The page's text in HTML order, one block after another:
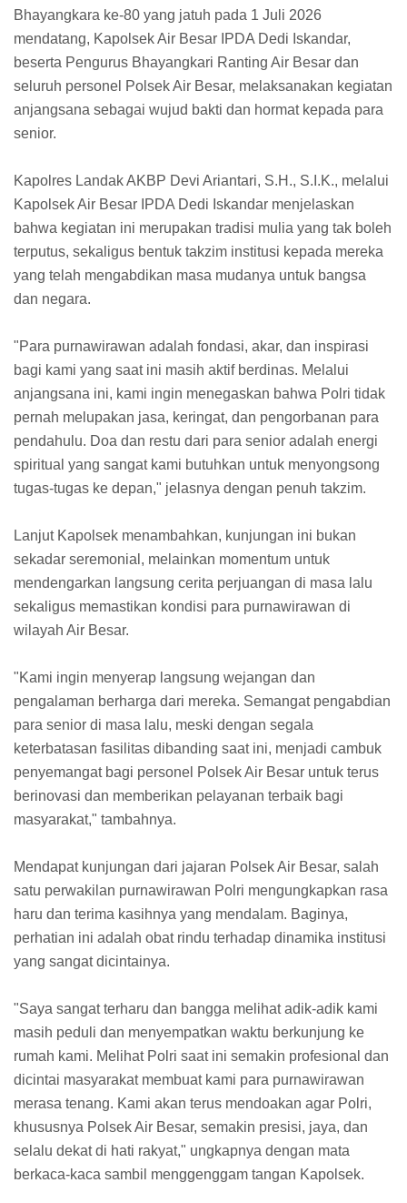
Bhayangkara ke-80 yang jatuh pada 1 Juli 2026
mendatang, Kapolsek Air Besar IPDA Dedi Iskandar,
beserta Pengurus Bhayangkari Ranting Air Besar dan
seluruh personel Polsek Air Besar, melaksanakan kegiatan
anjangsana sebagai wujud bakti dan hormat kepada para
senior.
Kapolres Landak AKBP Devi Ariantari, S.H., S.I.K., melalui
Kapolsek Air Besar IPDA Dedi Iskandar menjelaskan
bahwa kegiatan ini merupakan tradisi mulia yang tak boleh
terputus, sekaligus bentuk takzim institusi kepada mereka
yang telah mengabdikan masa mudanya untuk bangsa
dan negara.
"Para purnawirawan adalah fondasi, akar, dan inspirasi
bagi kami yang saat ini masih aktif berdinas. Melalui
anjangsana ini, kami ingin menegaskan bahwa Polri tidak
pernah melupakan jasa, keringat, dan pengorbanan para
pendahulu. Doa dan restu dari para senior adalah energi
spiritual yang sangat kami butuhkan untuk menyongsong
tugas-tugas ke depan," jelasnya dengan penuh takzim.
Lanjut Kapolsek menambahkan, kunjungan ini bukan
sekadar seremonial, melainkan momentum untuk
mendengarkan langsung cerita perjuangan di masa lalu
sekaligus memastikan kondisi para purnawirawan di
wilayah Air Besar.
"Kami ingin menyerap langsung wejangan dan
pengalaman berharga dari mereka. Semangat pengabdian
para senior di masa lalu, meski dengan segala
keterbatasan fasilitas dibanding saat ini, menjadi cambuk
penyemangat bagi personel Polsek Air Besar untuk terus
berinovasi dan memberikan pelayanan terbaik bagi
masyarakat," tambahnya.
Mendapat kunjungan dari jajaran Polsek Air Besar, salah
satu perwakilan purnawirawan Polri mengungkapkan rasa
haru dan terima kasihnya yang mendalam. Baginya,
perhatian ini adalah obat rindu terhadap dinamika institusi
yang sangat dicintainya.
"Saya sangat terharu dan bangga melihat adik-adik kami
masih peduli dan menyempatkan waktu berkunjung ke
rumah kami. Melihat Polri saat ini semakin profesional dan
dicintai masyarakat membuat kami para purnawirawan
merasa tenang. Kami akan terus mendoakan agar Polri,
khususnya Polsek Air Besar, semakin presisi, jaya, dan
selalu dekat di hati rakyat," ungkapnya dengan mata
berkaca-kaca sambil menggenggam tangan Kapolsek.